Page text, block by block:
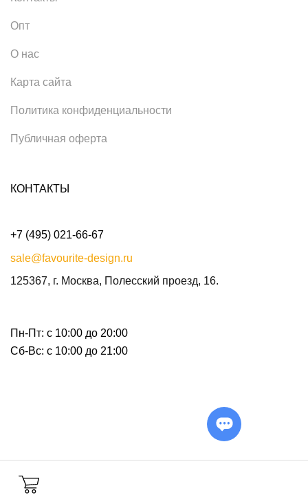
Опт
О нас
Карта сайта
Политика конфиденциальности
Публичная оферта
КОНТАКТЫ
+7 (495) 021-66-67
sale@favourite-design.ru
125367, г. Москва, Полесский проезд, 16.
Пн-Пт: с 10:00 до 20:00
Сб-Вс: с 10:00 до 21:00